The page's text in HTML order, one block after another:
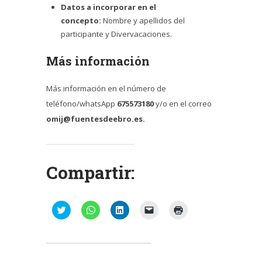
Datos a incorporar en el
concepto: Nombre y apellidos del
participante y Divervacaciones.
Más información
Más información en el número de
teléfono/whatsApp 675573180y/o en el correo
omij@fuentesdeebro.es.
Compartir:
Haz
clic
Twitter
Haz
clic
WhatsApp
Haz
clic
LinkedIn